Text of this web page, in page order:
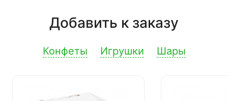
Добавить к заказу
Конфеты Игрушки Шары